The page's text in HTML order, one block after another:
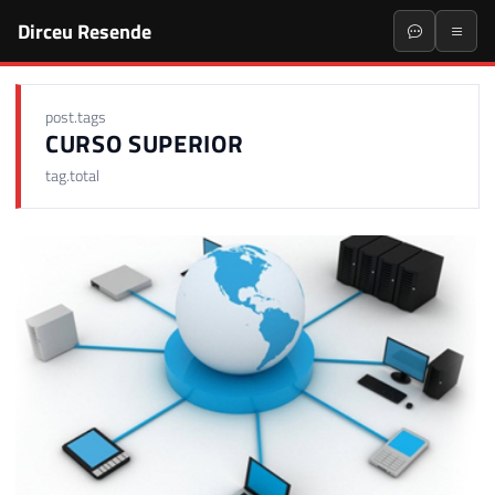
Dirceu Resende
post.tags
CURSO SUPERIOR
tag.total